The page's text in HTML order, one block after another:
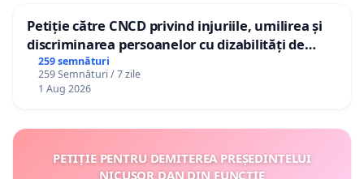
Petiție către CNCD privind injuriile, umilirea și
discriminarea persoanelor cu dizabilități de
către utilizatorul TikTok „Gorici”
259 semnături
259 Semnături / 7 zile
1 Aug 2026
PETIȚIE PENTRU DEMITEREA PREȘEDINTELUI
NICUȘOR DAN DIN FUNCȚIE